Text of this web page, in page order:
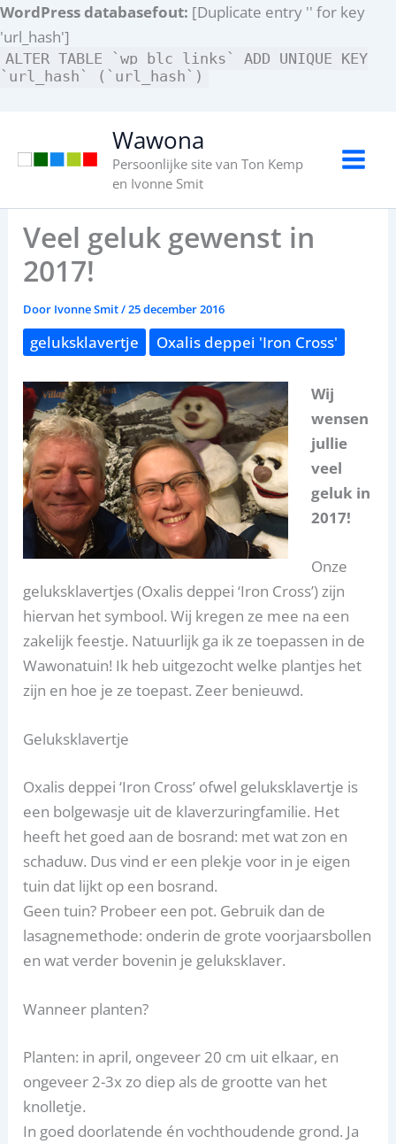
WordPress databasefout: [Duplicate entry '' for key
'url_hash']
ALTER TABLE `wp_blc_links` ADD UNIQUE KEY
`url_hash` (`url_hash`)
naar
Wawona
Persoonlijke site van Ton Kemp
en Ivonne Smit
Veel geluk gewenst in
2017!
Door Ivonne Smit/25 december 2016
geluksklavertje Oxalis deppei 'Iron Cross'
Wij
wensen
jullie
veel
geluk in
2017!
Onze
geluksklavertjes (Oxalis deppei ‘Iron Cross’) zijn
hiervan het symbool. Wij kregen ze mee na een
zakelijk feestje. Natuurlijk ga ik ze toepassen in de
Wawonatuin! Ik heb uitgezocht welke plantjes het
zijn en hoe je ze toepast. Zeer benieuwd.
Geluksklavertje
Oxalis deppei ‘Iron Cross’ ofwel geluksklavertje is
een bolgewasje uit de klaverzuringfamilie. Het
heeft het goed aan de bosrand: met wat zon en
schaduw. Dus vind er een plekje voor in je eigen
tuin dat lijkt op een bosrand.
Geen tuin? Probeer een pot. Gebruik dan de
lasagnemethode: onderin de grote voorjaarsbollen
en wat verder bovenin je geluksklaver.
Wanneer planten?
Planten: in april, ongeveer 20 cm uit elkaar, en
ongeveer 2-3x zo diep als de grootte van het
knolletje.
In goed doorlatende én vochthoudende grond. Ja